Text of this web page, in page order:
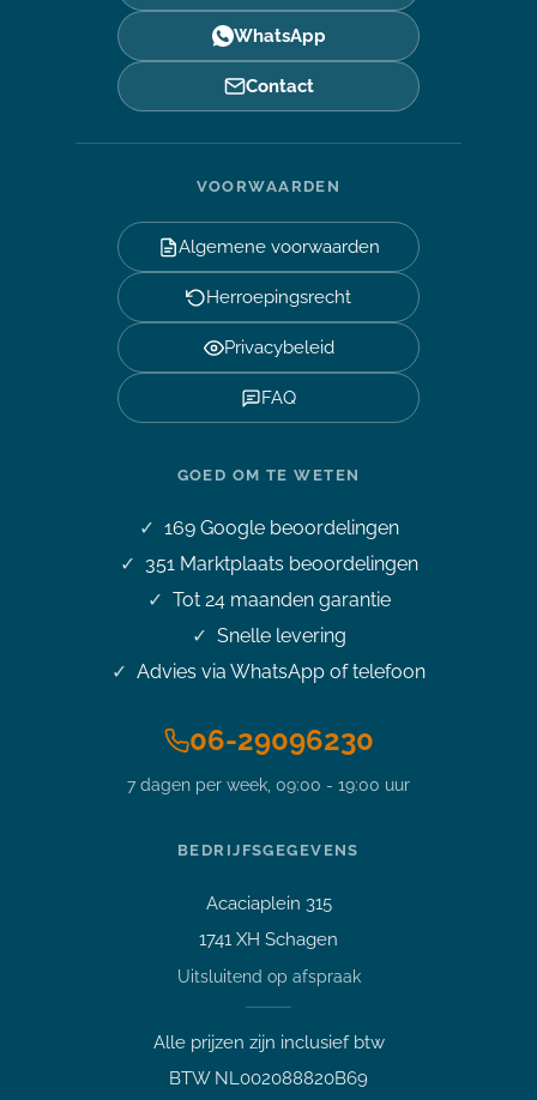
WhatsApp
Contact
VOORWAARDEN
Algemene voorwaarden
Herroepingsrecht
Privacybeleid
FAQ
GOED OM TE WETEN
169Google beoordelingen
351Marktplaats beoordelingen
Tot 24 maanden garantie
Snelle levering
Advies via WhatsApp of telefoon
06-29096230
7 dagen per week, 09:00 - 19:00 uur
BEDRIJFSGEGEVENS
Acaciaplein 315
1741 XH Schagen
Uitsluitend op afspraak
Alle prijzen zijn inclusief btw
BTW NL002088820B69
Welk apparaat past bij mij?
Verzending, status of afhalen